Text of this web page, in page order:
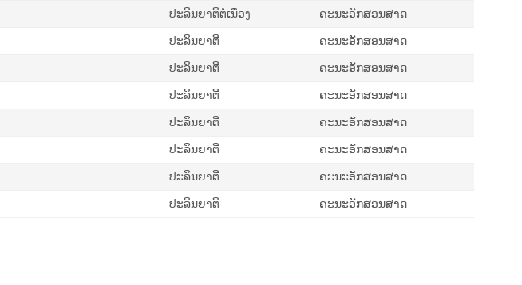
ປະລິນຍາຕີຕໍ່ເນື່ອງ ຄະນະອັກສອນສາດ
ປະລິນຍາຕີ ຄະນະອັກສອນສາດ
ປະລິນຍາຕີ ຄະນະອັກສອນສາດ
ປະລິນຍາຕີ ຄະນະອັກສອນສາດ
ປະລິນຍາຕີ ຄະນະອັກສອນສາດ
ປະລິນຍາຕີ ຄະນະອັກສອນສາດ
ປະລິນຍາຕີ ຄະນະອັກສອນສາດ
ປະລິນຍາຕີ ຄະນະອັກສອນສາດ